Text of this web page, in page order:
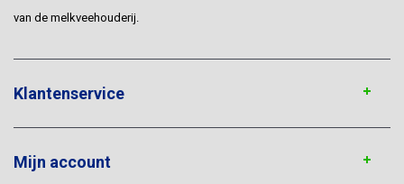
van de melkveehouderij.
Klantenservice
Mijn account